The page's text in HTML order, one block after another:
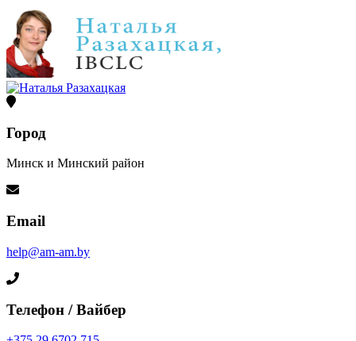
Город
Минск и Минский район
Email
help@am-am.by
Телефон / Вайбер